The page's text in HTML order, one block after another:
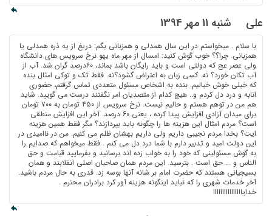
علی شنبه 11 مهر 1394
با سلام . میخواستم در این سال همدلی و همزبانی بگم: دریغ از یه ذره همدلی یا
همزبانی. چرا؟؟ خوب گوش کنید: امسال از مهر ماه یهو نرخ سرویس های دانشگاه
ولی عصر عج که دولتی است و باید رایگان باشد بماند، ۶۰درصد گران شد. آب از
آب تکان خورد؟ نه. کسی زبان به اعتراض گشود؟نه. فقط تک و توکی امثال بنده
که خیلی خوش خیالیم. بنده به اشخاص مسئول متعددی تماس گرفتم، حضوری
انابه و درد دل کردم و.. هیچ کدام از متصدیان امر نگفتند درست می گویید. شاید
هم من در توهم هستم و حالیم نیست. نرخ سرویس از ۴۵۰ تومان به ۷۰۰ تومان
برای میدان آزادی افزایش پیدا کرده ، یعنی ۶۰ درصد. آخر این افزایش منطقی
است؟ مردم امثال این هزینه ها را چگونه باید بپردازند؟ مگر فقط همین هزینه
ایت؟ بخدا مردم نجیبی داریم ولی داریم بهشان ظلم می کنیم. من در ناامیدی در
این دولت امید و تدبیر دارم با شما درد دل می کنم . فقط میخواهم که صدایم را
به گوش مسئولینی که خود را به خواب زده اند برسانید و بفرمایید قیامت و حق
الناس و ... حق است . بترسید. این مردم همان صاحبان اصلی انقلابند و همان
بسیجیانی هستند که حضرت امام بر شانه آنها بوسه زد. قدری به حال مردم باشید.
آخر خدمات شهری را که نباید اینگونه هزینه آور کرد برادران محترم .
خدایاااااااااااااااا